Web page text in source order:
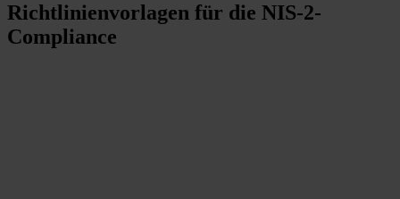
Richtlinienvorlagen für die NIS-2-
Compliance